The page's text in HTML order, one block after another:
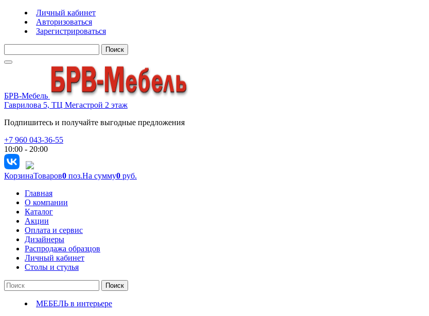
Личный кабинет
Авторизоваться
Зарегистрироваться
Поиск
БРВ-Мебель
Гаврилова 5, ТЦ Мегастрой 2 этаж
Подпишитесь и получайте выгодные предложения
+7 960 043-36-55
10:00 - 20:00
КорзинаТоваров0 поз.На сумму0 руб.
Главная
О компании
Каталог
Акции
Оплата и сервис
Дизайнеры
Распродажа образцов
Личный кабинет
Столы и стулья
Поиск
МЕБЕЛЬ в интерьере